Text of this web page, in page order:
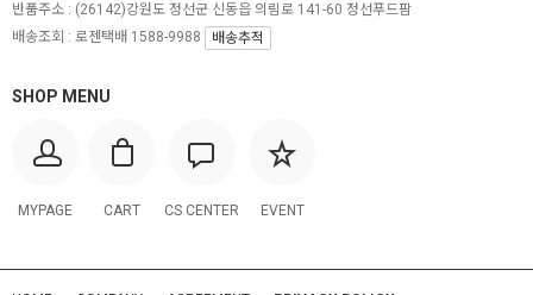
SHOP MENU
MYPAGE CART CS CENTER EVENT
반품주소 : (26142)강원도 정선군 신동읍 의림로 141-60 정선푸드팜
배송조회 : 로젠택배 1588-9988
배송추적